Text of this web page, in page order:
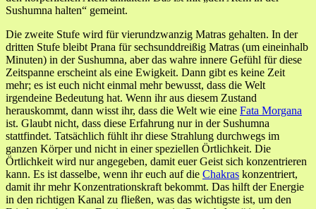
Sushumna halten“ gemeint.
Die zweite Stufe wird für vierundzwanzig Matras gehalten. In der
dritten Stufe bleibt Prana für sechsunddreißig Matras (um eineinhalb
Minuten) in der Sushumna, aber das wahre innere Gefühl für diese
Zeitspanne erscheint als eine Ewigkeit. Dann gibt es keine Zeit
mehr; es ist euch nicht einmal mehr bewusst, dass die Welt
irgendeine Bedeutung hat. Wenn ihr aus diesem Zustand
herauskommt, dann wisst ihr, dass die Welt wie eine Fata Morgana
ist. Glaubt nicht, dass diese Erfahrung nur in der Sushumna
stattfindet. Tatsächlich fühlt ihr diese Strahlung durchwegs im
ganzen Körper und nicht in einer speziellen Örtlichkeit. Die
Örtlichkeit wird nur angegeben, damit euer Geist sich konzentrieren
kann. Es ist dasselbe, wenn ihr euch auf die Chakras konzentriert,
damit ihr mehr Konzentrationskraft bekommt. Das hilft der Energie
in den richtigen Kanal zu fließen, was das wichtigste ist, um den